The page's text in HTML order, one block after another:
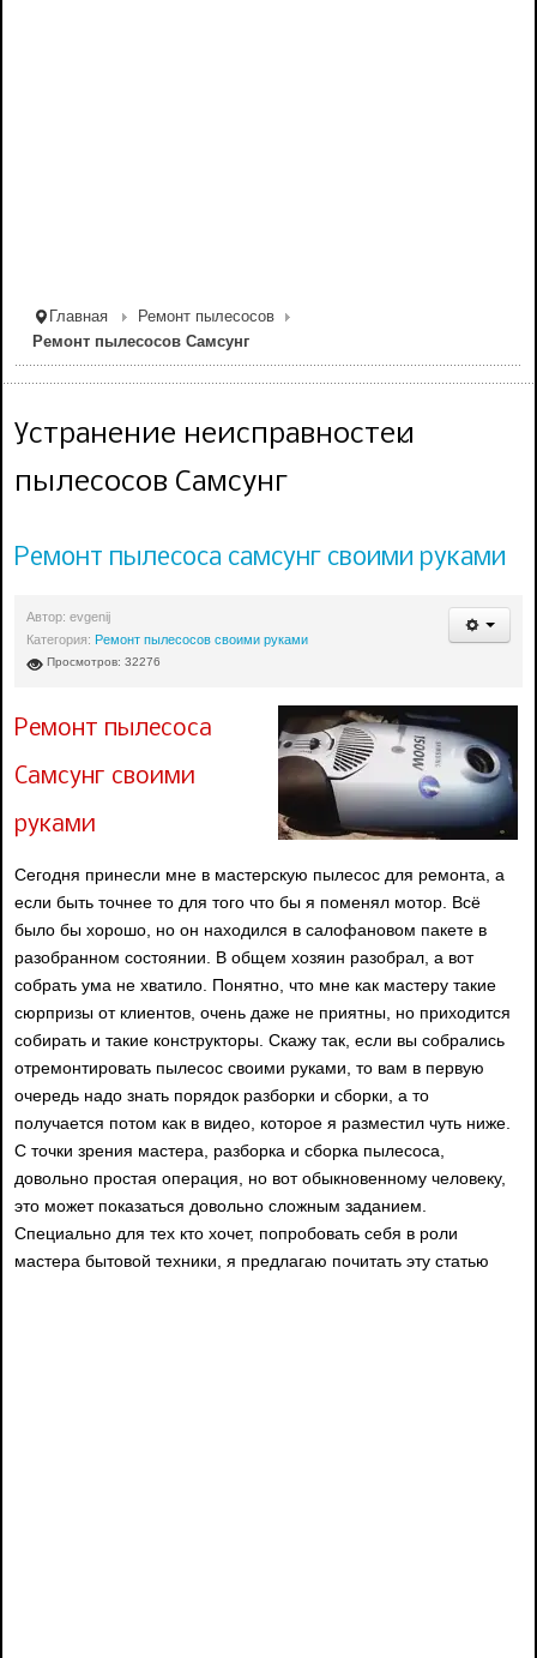
Главная
Ремонт пылесосов
Ремонт пылесосов Самсунг
Устранение неисправностей
пылесосов Самсунг
Ремонт пылесоса самсунг своими руками
Автор: evgenij
Категория: Ремонт пылесосов своими руками
Просмотров: 32276
Ремонт пылесоса
Самсунг своими
руками
Сегодня принесли мне в мастерскую пылесос для ремонта, а
если быть точнее то для того что бы я поменял мотор. Всё
было бы хорошо, но он находился в салофановом пакете в
разобранном состоянии. В общем хозяин разобрал, а вот
собрать ума не хватило. Понятно, что мне как мастеру такие
сюрпризы от клиентов, очень даже не приятны, но приходится
собирать и такие конструкторы. Скажу так, если вы собрались
отремонтировать пылесос своими руками, то вам в первую
очередь надо знать порядок разборки и сборки, а то
получается потом как в видео, которое я разместил чуть ниже.
С точки зрения мастера, разборка и сборка пылесоса,
довольно простая операция, но вот обыкновенному человеку,
это может показаться довольно сложным заданием.
Специально для тех кто хочет, попробовать себя в роли
мастера бытовой техники, я предлагаю почитать эту статью